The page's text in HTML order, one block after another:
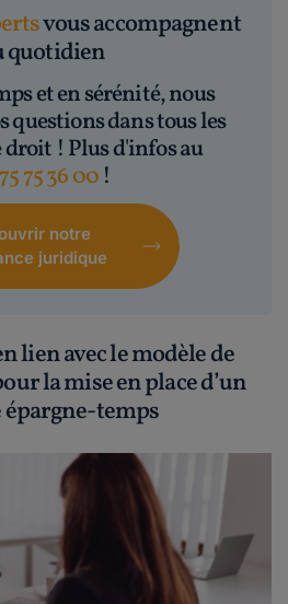
vous accompagnent
quotidien
et en sérénité, nous
questions dans tous les
droit ! Plus d'infos au
75 36 00 !
notre
juridique
lien avec le modèle de
la mise en place d’un
temps